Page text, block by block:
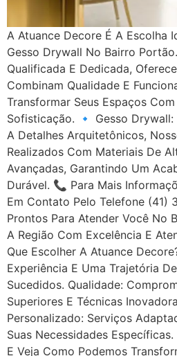
A Atuance Decore É A Escolha
Gesso Drywall No Bairro
Qualificada E Dedicada,
Combinam Qualidade E
Transformar Seus Espaços
Sofisticação. 🔹 Gesso
A Detalhes Arquitetônicos,
Realizados Com Materiais De
Avançadas, Garantindo Um
Durável. 📞 Para Mais
Em Contato Pelo Telefone (41)
Prontos Para Atender Você No
A Região Com Excelência E
Que Escolher A Atuance
Experiência E Uma Trajetória
Sucedidos. Qualidade:
Superiores E Técnicas
Personalizado: Serviços
Suas Necessidades
E Veja Como Podemos